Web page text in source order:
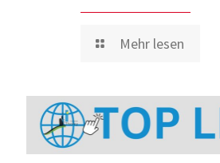
Mehr lesen